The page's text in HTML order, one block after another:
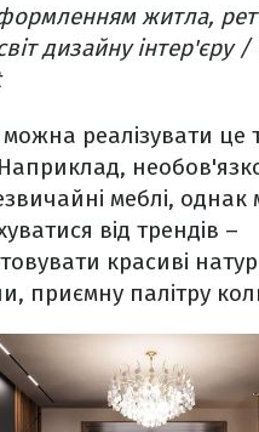
житла,
дизайну інтер'єру
реалізувати це
меблі,
від трендів –
красиві
приємну палітру